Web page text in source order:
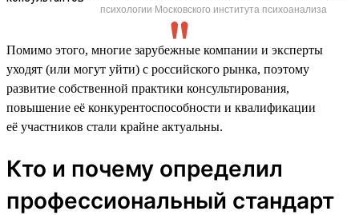
психологии Московского института психоанализа
Помимо этого, многие зарубежные компании и эксперты
уходят (или могут уйти) с российского рынка, поэтому
развитие собственной практики консультирования,
повышение её конкурентоспособности и квалификации
её участников стали крайне актуальны.
Кто и почему определил
профессиональный стандарт